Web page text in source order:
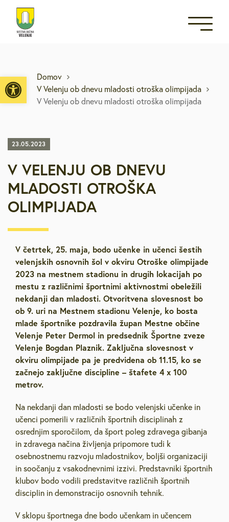
Open toolbar
Domov
V Velenju ob dnevu mladosti otroška olimpijada
V Velenju ob dnevu mladosti otroška olimpijada
23.05.2023
V VELENJU OB DNEVU
MLADOSTI OTROŠKA
OLIMPIJADA
V četrtek, 25. maja, bodo učenke in učenci šestih
velenjskih osnovnih šol v okviru Otroške olimpijade
2023 na mestnem stadionu in drugih lokacijah po
mestu z različnimi športnimi aktivnostmi obeležili
nekdanji dan mladosti. Otvoritvena slovesnost bo
ob 9. uri na Mestnem stadionu Velenje, ko bosta
mlade športnike pozdravila župan Mestne občine
Velenje Peter Dermol in predsednik Športne zveze
Velenje Bogdan Plaznik. Zaključna slovesnost v
okviru olimpijade pa je predvidena ob 11.15, ko se
začnejo zaključne discipline – štafete 4 x 100
metrov.
Na nekdanji dan mladosti se bodo velenjski učenke in
učenci pomerili v različnih športnih disciplinah z
osrednjim sporočilom, da šport poleg zdravega gibanja
in zdravega načina življenja pripomore tudi k
osebnostnemu razvoju mladostnikov, boljši organizaciji
in soočanju z vsakodnevnimi izzivi. Predstavniki športnih
klubov bodo vodili predstavitve različnih športnih
disciplin in demonstracijo osnovnih tehnik.
V sklopu športnega dne bodo učenkam in učencem